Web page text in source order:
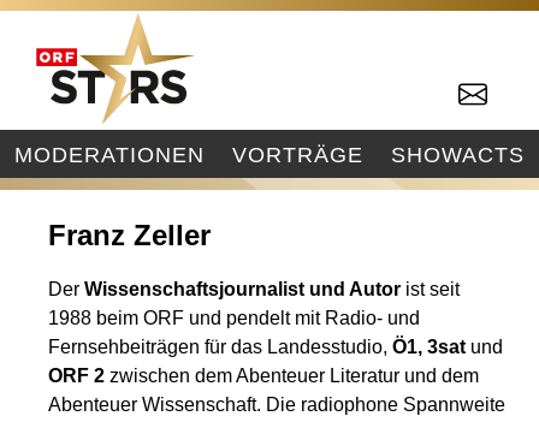
MODERATIONEN VORTRÄGE SHOWACTS
Franz Zeller
DerWissenschaftsjournalist und Autor ist seit
1988 beim ORF und pendelt mit Radio- und
Fernsehbeiträgen für das Landesstudio,Ö1, 3sat und
ORF 2 zwischen dem Abenteuer Literatur und dem
Abenteuer Wissenschaft. Die radiophone Spannweite